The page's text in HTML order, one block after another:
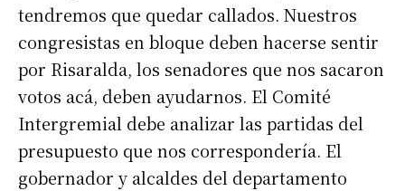
tendremos que quedar callados. Nuestros
congresistas en bloque deben hacerse sentir
por Risaralda, los senadores que nos sacaron
votos acá, deben ayudarnos. El Comité
Intergremial debe analizar las partidas del
presupuesto que nos correspondería. El
gobernador y alcaldes del departamento